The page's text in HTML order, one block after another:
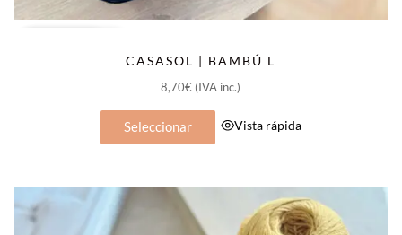
CASASOL | BAMBÚ L
8,70€ (IVA inc.)
Seleccionar Vista rápidaproducto
variantes.
Las